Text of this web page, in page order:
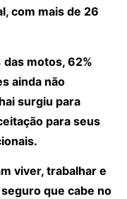
com mais de 26
motos, 62%
ainda não
surgiu para
para seus
viver, trabalhar e
que cabe no